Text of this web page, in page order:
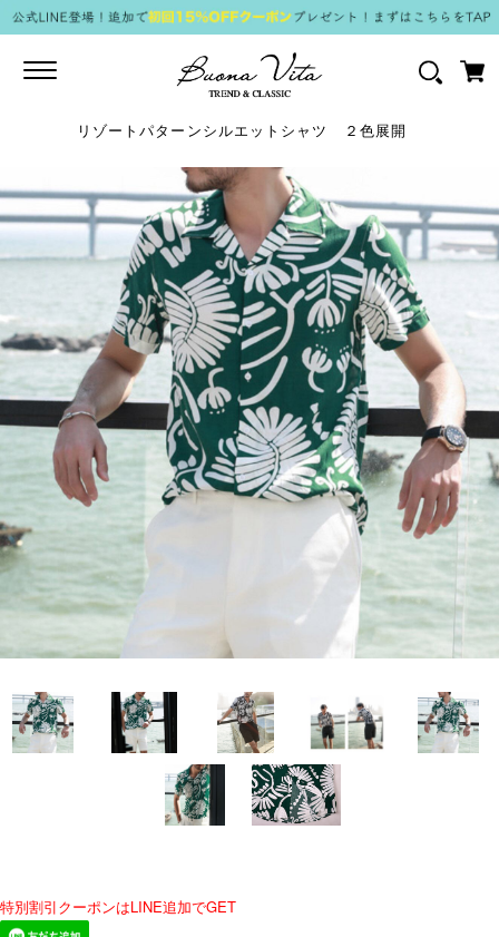
Toggle
リゾートパターンシルエットシャツ ２色展開
特別割引クーポンはLINE追加でGET